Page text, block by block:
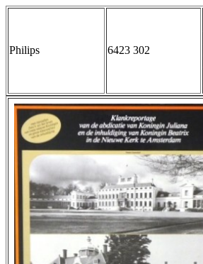
Philips 6423 302